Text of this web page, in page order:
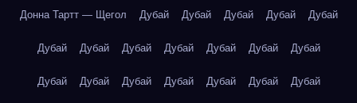
Донна Тартт — Щегол Дубай Дубай Дубай Дубай Дубай
Дубай Дубай Дубай Дубай Дубай Дубай Дубай
Дубай Дубай Дубай Дубай Дубай Дубай Дубай